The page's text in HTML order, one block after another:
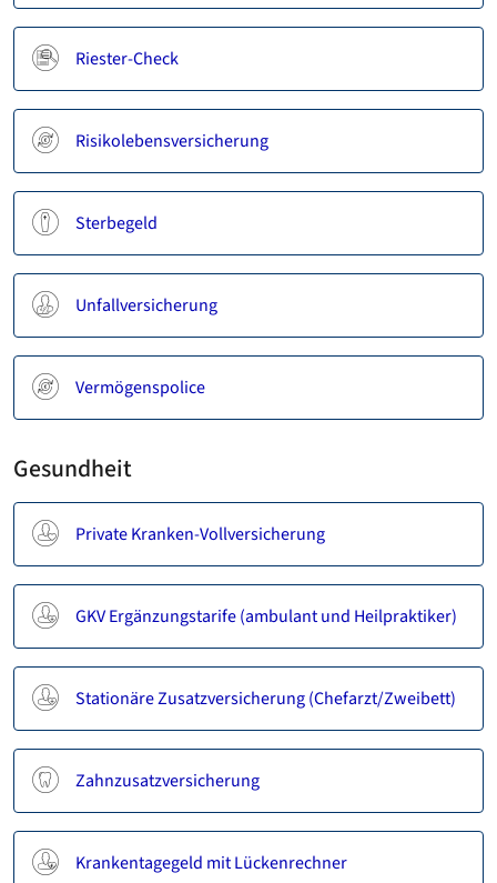
Riester-Check
Risikolebensversicherung
Sterbegeld
Unfallversicherung
Vermögenspolice
Gesundheit
Private Kranken-Vollversicherung
GKV Ergänzungstarife (ambulant und Heilpraktiker)
Stationäre Zusatzversicherung (Chefarzt/Zweibett)
Zahnzusatzversicherung
Krankentagegeld mit Lückenrechner